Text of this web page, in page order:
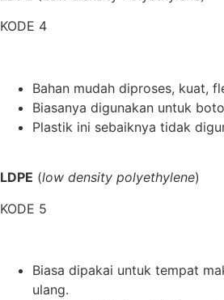
KODE 4
Bahan mudah diproses, kuat,
Biasanya digunakan untuk
Plastik ini sebaiknya tidak
LDPE (low density polyethylene)
KODE 5
Biasa dipakai untuk tempat
ulang.